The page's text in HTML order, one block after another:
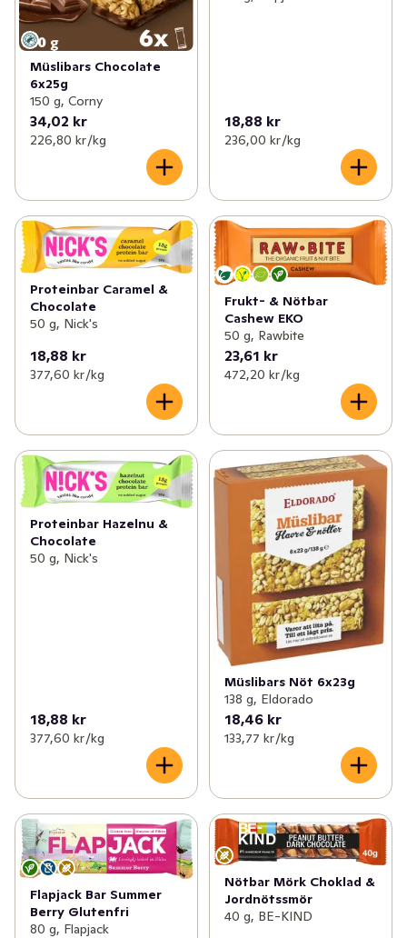
Müslibars Chocolate
6x25g
150 g, Corny
34,02 kr
226,80 kr /kg
18,88 kr
236,00 kr /kg
Proteinbar Caramel &
Chocolate
50 g, Nick's
18,88 kr
377,60 kr /kg
Frukt- & Nötbar
Cashew EKO
50 g, Rawbite
23,61 kr
472,20 kr /kg
Proteinbar Hazelnu &
Chocolate
50 g, Nick's
18,88 kr
377,60 kr /kg
Müslibars Nöt 6x23g
138 g, Eldorado
18,46 kr
133,77 kr /kg
Flapjack Bar Summer
Berry Glutenfri
80 g, Flapjack
Nötbar Mörk Choklad &
Jordnötssmör
40 g, BE-KIND